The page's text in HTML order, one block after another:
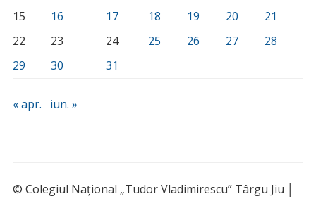
15
16 17 18 19 20
21
22
23 24 25 26 27
28
29
30 31
« apr. iun. »
© Colegiul Național „Tudor Vladimirescu” Târgu Jiu │